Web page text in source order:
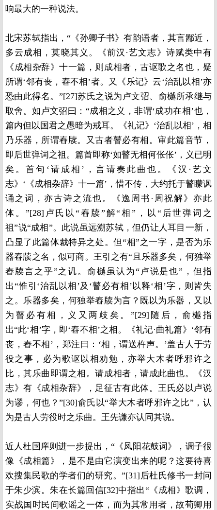
响最大的一种说法。
北宋苏轼指出，“《孙卿子书》有韵语者，其言鄙近，
多云成相，莫晓其义。《前汉·艺文志》诗赋类中有
《成相杂辞》十一篇，则成相者，古讴歌之名也，疑
所谓‘邻有丧，舂不相’者。又《乐记》云‘治乱以相’亦
恐由此得名。”[27]苏氏之说为卢文弨、俞樾所承继与
取舍。如卢文弨曰：“成相之义，非谓‘成功在相’也，
篇内但以国君之愚暗为戒耳。《礼记》‘治乱以相’，相
乃乐器，所谓舂牍。又古者瞽必有相。审此篇音节，
即后世弹词之祖。篇首即称‘如瞽无相何伥伥’，义已明
矣。首句‘请成相’，言请奏此曲也。《汉·艺文
志》‘《成相杂辞》十一篇’，惜不传，大约托于瞽矇讽
诵之词，亦古诗之流也。《逸周书·周祝解》亦此
体。”[28]卢氏以“舂牍”解“相”，以“后世弹词之
祖”说“成相”。此说虽远溯苏轼，但仍让人耳目一新，
凸显了此篇体裁特异之处。但“相”之一字，是否为乐
器舂牍之名，似可商。王引之有“且乐器多矣，何独举
舂牍言之乎”之讥。俞樾虽认为“卢说是也”，但指
出“惟引‘治乱以相’及‘瞽必有相’以释‘相’字，则皆失
之。乐器多矣，何独举舂牍为言？既以为乐器，又以
为瞽必有相，义又两歧矣。”[29]随后，俞樾指
出“此‘相’字，即‘舂不相’之相。《礼记·曲礼篇》‘邻有
丧，舂不相’，郑注曰：‘相，谓送杵声。’盖古人于劳
役之事，必为歌讴以相劝勉，亦举大木者呼邪许之
比，其乐曲即谓之相。请成相者，请成此曲也。《汉
志》有《成相杂辞》，足征古有此体。王氏必以卢说
为谬，何也？”[30]俞氏以“举大木者呼邪许之比”，认
为是古人劳役时之乐曲。王先谦亦认同其说。
近人杜国庠则进一步提出，“《凤阳花鼓词》，调子很
像《成相篇》，是不是由它演变出来的呢？这要待喜
欢搜集民歌的学者们的研究。”[31]后杜氏修书一封问
于朱少滨。朱在长篇回信[32]中指出“《成相》歌调，
实战国时民间歌谣之一体，而为其常用者，故荀卿用